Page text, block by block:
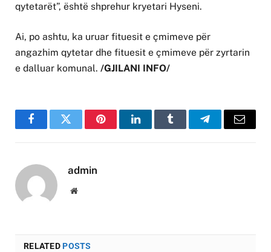
qytetarët”, është shprehur kryetari Hyseni.
Ai, po ashtu, ka uruar fituesit e çmimeve për
angazhim qytetar dhe fituesit e çmimeve për zyrtarin
e dalluar komunal. /GJILANI INFO/
FacebookTwitter PinterestLinkedInTumblr TelegramEmail
admin
Website
RELATEDPOSTS